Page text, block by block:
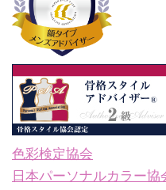
色彩検定協会
日本パーソナルカラー協